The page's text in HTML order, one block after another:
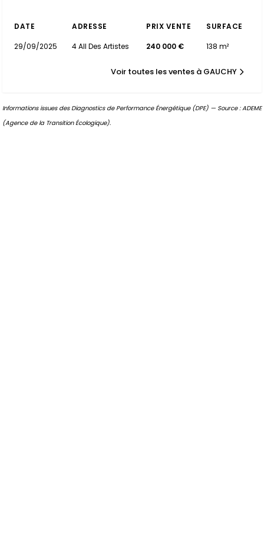
DATE ADRESSE PRIX VENTE
SURFACE
29/09/2025
4 All Des Artistes 240 000 € 138 m²
Voir toutes les ventes à GAUCHY
Informations issues des Diagnostics de Performance Énergétique (DPE) — Source : ADEME
(Agence de la Transition Écologique).